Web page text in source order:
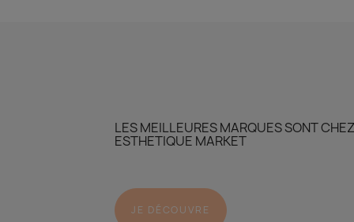
LES MEILLEURES MARQUES SONT CHEZ
ESTHETIQUE MARKET
JE DÉCOUVRE